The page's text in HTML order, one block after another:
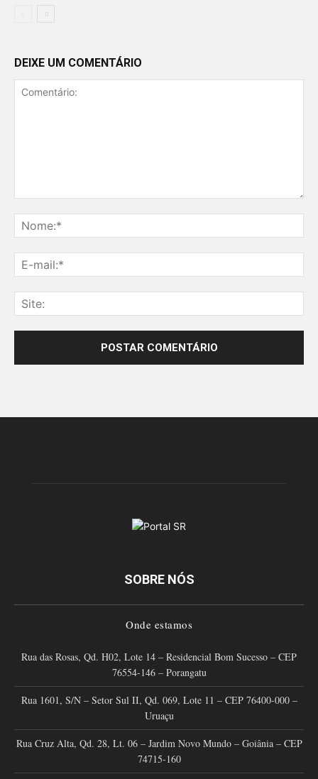
DEIXE UM COMENTÁRIO
SOBRE NÓS
Onde estamos
Rua das Rosas, Qd. H02, Lote 14 – Residencial Bom Sucesso – CEP
76554-146 – Porangatu
Rua 1601, S/N – Setor Sul II, Qd. 069, Lote 11 – CEP 76400-000 –
Uruaçu
Rua Cruz Alta, Qd. 28, Lt. 06 – Jardim Novo Mundo – Goiânia – CEP
74715-160